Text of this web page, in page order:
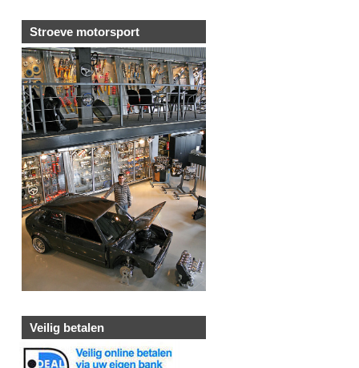
Stroeve motorsport
Veilig betalen